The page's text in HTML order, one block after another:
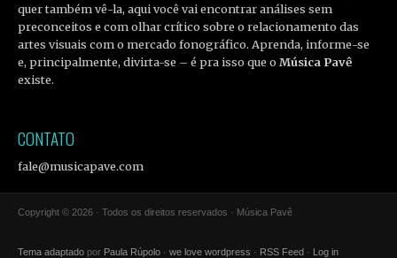
quer também vê-la, aqui você vai encontrar análises sem
preconceitos e com olhar crítico sobre o relacionamento das
artes visuais com o mercado fonográfico. Aprenda, informe-se
e, principalmente, divirta-se – é pra isso que oMúsica Pavê
existe.
CONTATO
fale@musicapave.com
Copyright © 2026 · Todos os direitos reservados · Música Pavê
Tema adaptado por Paula Rúpolo · we love wordpress · RSS Feed · Log in